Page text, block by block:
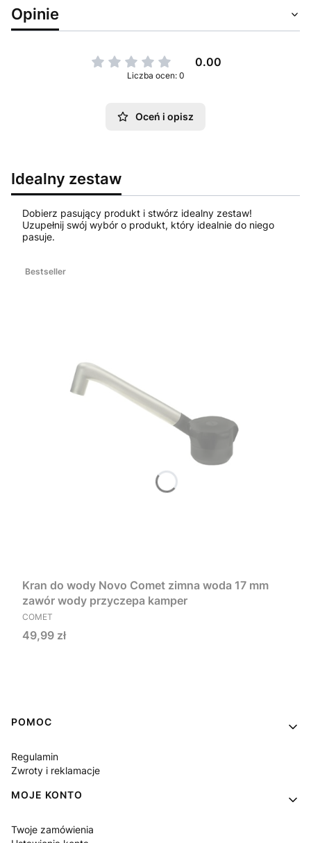
Opinie
0.00
Liczba ocen: 0
Oceń i opisz
Idealny zestaw
Dobierz pasujący produkt i stwórz idealny zestaw!
Uzupełnij swój wybór o produkt, który idealnie do niego
pasuje.
Bestseller
Kran do wody Novo Comet zimna woda 17 mm
zawór wody przyczepa kamper
PRODUCENT
COMET
Cena
49,99 zł
Linki w stopce
POMOC
Regulamin
Zwroty i reklamacje
MOJE KONTO
Twoje zamówienia